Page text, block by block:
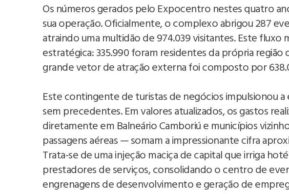
Os números gerados pelo Expocentro nestes quatro
sua operação. Oficialmente, o complexo abrigou 287
atraindo uma multidão de 974.039 visitantes. Este fluxo
estratégica: 335.990 foram residentes da própria região
grande vetor de atração externa foi composto por
Este contingente de turistas de negócios impulsionou
sem precedentes. Em valores atualizados, os gastos
diretamente em Balneário Camboriú e municípios
passagens aéreas — somam a impressionante cifra
Trata-se de uma injeção maciça de capital que irriga
prestadores de serviços, consolidando o centro de
engrenagens de desenvolvimento e geração de